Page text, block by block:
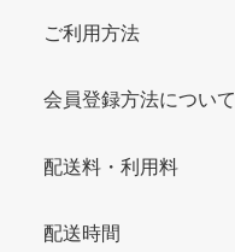
ご利用方法
会員登録方法について
配送料・利用料
配送時間